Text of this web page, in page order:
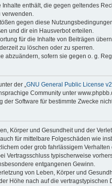
enthält, die gegen geltendes
gegen diese
und dir ein Hausverbot erteilen.
für die Inhalte von Beiträgen
zu löschen oder zu sperren.
abzuändern, sofern sie gegen o. g.
der „GNU General Public License v2
Community unter
Software für bestimmte Zwecke
Körper und Gesundheit und der
für mittelbare Folgeschäden wie
oder grob fahrlässigem
Vertragsschluss typischerweise
entgangenen Gewinn.
von Leben, Körper und
Höhe nach auf die